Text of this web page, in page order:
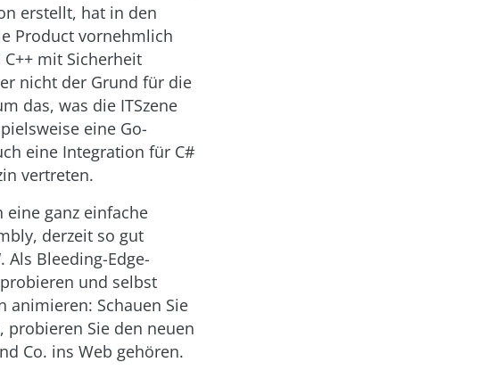
erstellt, hat in den
Product vornehmlich
mit Sicherheit
nicht der Grund für die
das, was die ITSzene
eine Go-
eine Integration für C#
vertreten.
eine ganz einfache
derzeit so gut
Als Bleeding-Edge-
und selbst
animieren: Schauen Sie
probieren Sie den neuen
Co. ins Web gehören.